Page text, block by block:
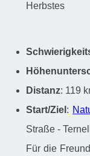
Herbstes
Distanz: 119
Start/Ziel :
Straße -
Für die